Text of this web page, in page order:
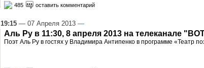
485 оставить комментарий
19:15 — 07 Апреля 2013 —
Аль Ру в 11:30, 8 апреля 2013 на телеканале
Поэт Аль Ру в гостях у Владимира Антипенко в программе «Театр